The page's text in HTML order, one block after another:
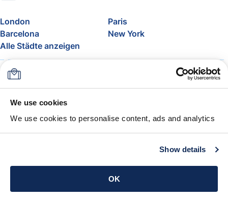
We use cookies
We use cookies to personalise content, ads and analytics
Show details
OK
London
Paris
Barcelona
New York
Alle Städte anzeigen
Über uns
FAQ
Support
Blog
Freigepäck bei Airlines
Die Stasher-Garantie
AGB
App holen